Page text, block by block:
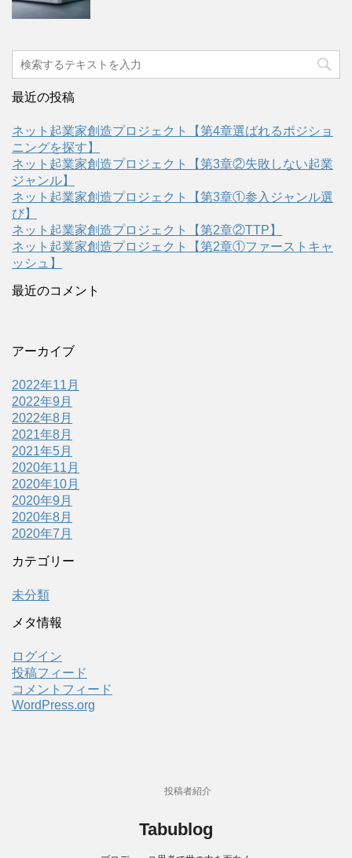
最近の投稿
ネット起業家創造プロジェクト【第4章選ばれるポジショ
ニングを探す】
ネット起業家創造プロジェクト【第3章②失敗しない起業
ジャンル】
ネット起業家創造プロジェクト【第3章①参入ジャンル選
び】
ネット起業家創造プロジェクト【第2章②TTP】
ネット起業家創造プロジェクト【第2章①ファーストキャ
ッシュ】
最近のコメント
アーカイブ
2022年11月
2022年9月
2022年8月
2021年8月
2021年5月
2020年11月
2020年10月
2020年9月
2020年8月
2020年7月
カテゴリー
未分類
メタ情報
ログイン
投稿フィード
コメントフィード
WordPress.org
投稿者紹介
Tabublog